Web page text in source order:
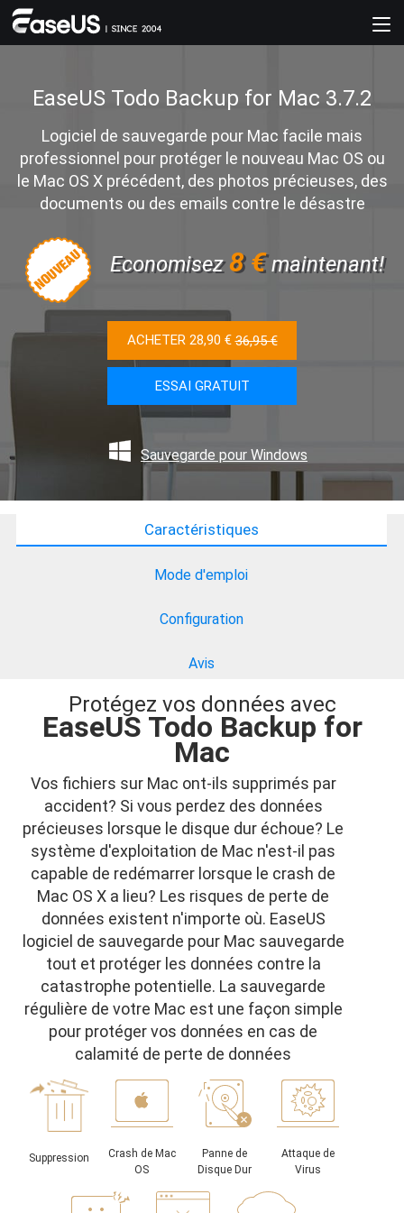
EaseUS Todo Backup for Mac 3.7.2
Logiciel de sauvegarde pour Mac facile mais
professionnel pour protéger le nouveau Mac OS ou
le Mac OS X précédent, des photos précieuses, des
documents ou des emails contre le désastre
Economisez8 €maintenant!
ACHETER 28,90 €36,95 €
ESSAI GRATUIT
Sauvegarde pour Windows
Caractéristiques
Mode d'emploi
Configuration
Avis
Protégez vos données avec
EaseUS Todo Backup for
Mac
Vos fichiers sur Mac ont-ils supprimés par
accident? Si vous perdez des données
précieuses lorsque le disque dur échoue? Le
système d'exploitation de Mac n'est-il pas
capable de redémarrer lorsque le crash de
Mac OS X a lieu? Les risques de perte de
données existent n'importe où. EaseUS
logiciel de sauvegarde pour Mac sauvegarde
tout et protéger les données contre la
catastrophe potentielle. La sauvegarde
régulière de votre Mac est une façon simple
pour protéger vos données en cas de
calamité de perte de données
Suppression
Crash de Mac
OS
Panne de
Disque Dur
Attaque de
Virus